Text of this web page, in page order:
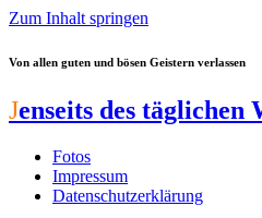
Zum Inhalt springen
Von allen guten und bösen Geistern verlassen
Jenseits des täglichen
Fotos
Impressum
Datenschutzerklärung